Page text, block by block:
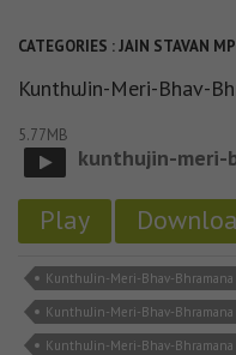
CATEGORIES :JAIN STAVAN
KunthuJin-Meri-Bhav-
5.77MB
kunthujin-meri-
Play
KunthuJin-Meri-Bhav-
KunthuJin-Meri-Bhav-Bhramana
KunthuJin-Meri-Bhav-Bhramana